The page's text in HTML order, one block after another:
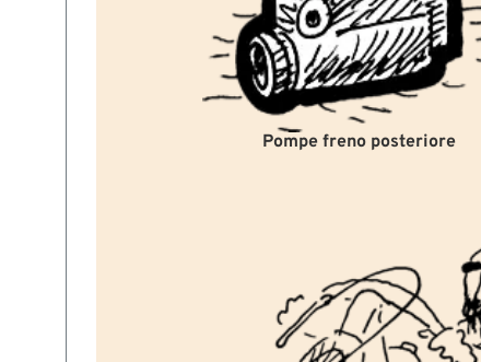
Pompe freno posteriore